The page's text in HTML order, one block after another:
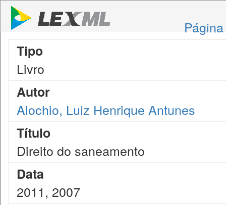
Tipo
Livro
Autor
Alochio, Luiz Henrique Antunes
Título
Direito do saneamento
Data
2011, 2007